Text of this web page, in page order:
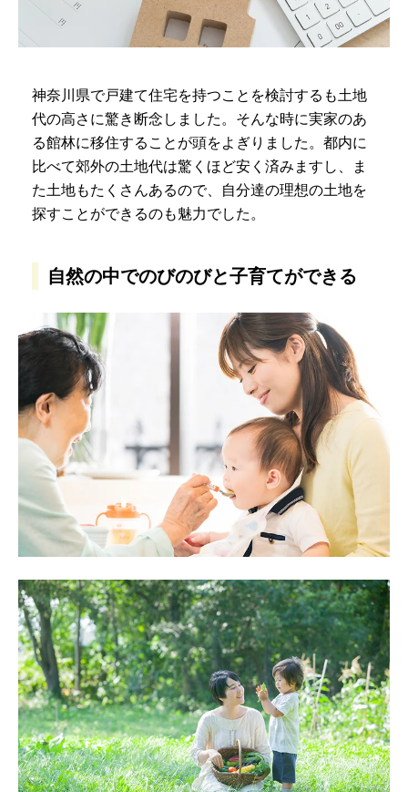
神奈川県で戸建て住宅を持つことを検討するも土地
代の高さに驚き断念しました。そんな時に実家のあ
る館林に移住することが頭をよぎりました。都内に
比べて郊外の土地代は驚くほど安く済みますし、ま
た土地もたくさんあるので、自分達の理想の土地を
探すことができるのも魅力でした。
自然の中でのびのびと子育てができる